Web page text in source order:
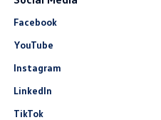
Facebook
YouTube
Instagram
LinkedIn
TikTok